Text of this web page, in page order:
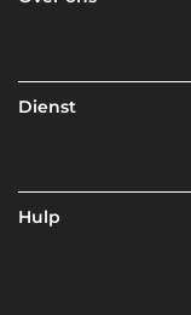
Dienst
Hulp